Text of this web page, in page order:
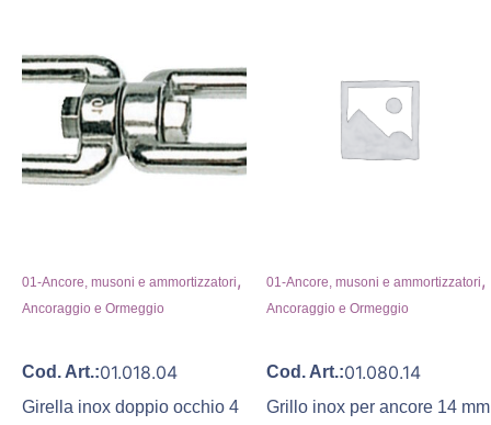
01-Ancore, musoni e ammortizzatori,
Ancoraggio e Ormeggio
Cod. Art.:01.018.04
Girella inox doppio occhio 4
01-Ancore, musoni e ammortizzatori,
Ancoraggio e Ormeggio
Cod. Art.:01.080.14
Grillo inox per ancore 14 mm